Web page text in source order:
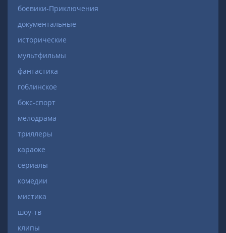
боевики-Приключения
документальные
исторические
мультфильмы
фантастика
гоблинское
бокс-спорт
мелодрама
триллеры
караоке
сериалы
комедии
мистика
шоу-тв
клипы